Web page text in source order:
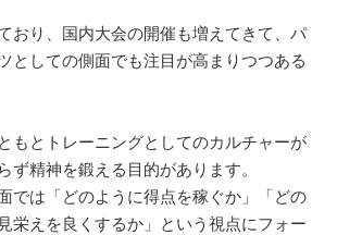
おり、国内大会の開催も増えてきて、パ
としての側面でも注目が高まりつつある
もとトレーニングとしてのカルチャーが
ず精神を鍛える目的があります。
では「どのように得点を稼ぐか」「どの
栄えを良くするか」という視点にフォー